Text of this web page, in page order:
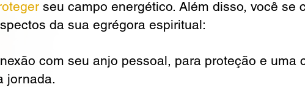
seu campo energético. Além disso, você se
da sua egrégora espiritual:
com seu anjo pessoal, para proteção e uma
jornada.